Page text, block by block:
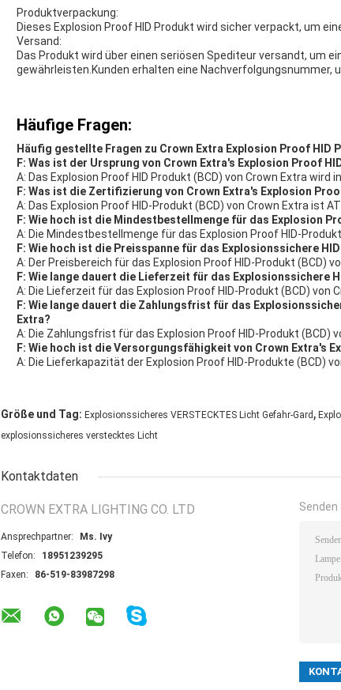
Produktverpackung:
Dieses Explosion Proof HID Produkt wird sicher verpackt, um
Versand:
Das Produkt wird über einen seriösen Spediteur versandt, um
gewährleisten.Kunden erhalten eine Nachverfolgungsnummer,
Häufige Fragen:
Häufig gestellte Fragen zu Crown Extra Explosion Proof HID
F: Was ist der Ursprung von Crown Extra's Explosion Proof
A: Das Explosion Proof HID Produkt (BCD) von Crown Extra wird
F: Was ist die Zertifizierung von Crown Extra's Explosion
A: Das Explosion Proof HID-Produkt (BCD) von Crown Extra ist
F: Wie hoch ist die Mindestbestellmenge für das Explosion
A: Die Mindestbestellmenge für das Explosion Proof HID-
F: Wie hoch ist die Preisspanne für das Explosionssichere
A: Der Preisbereich für das Explosion Proof HID-Produkt (BCD)
F: Wie lange dauert die Lieferzeit für das Explosionssichere
A: Die Lieferzeit für das Explosion Proof HID-Produkt (BCD) von
F: Wie lange dauert die Zahlungsfrist für das
Extra?
A: Die Zahlungsfrist für das Explosion Proof HID-Produkt (BCD)
F: Wie hoch ist die Versorgungsfähigkeit von Crown Extra's
A: Die Lieferkapazität der Explosion Proof HID-Produkte (BCD)
Größe und Tag: Explosionssicheres VERSTECKTES Licht Gefahr-Gard ,
explosionssicheres verstecktes Licht
Kontaktdaten
CROWN EXTRA LIGHTING CO. LTD
Ansprechpartner:
Ms. Ivy
Telefon:
18951239295
Faxen:
86-519-83987298
Senden